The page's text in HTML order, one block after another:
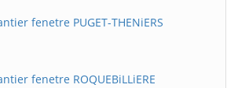
fenetre PUGET-THENiERS
fenetre ROQUEBiLLiERE